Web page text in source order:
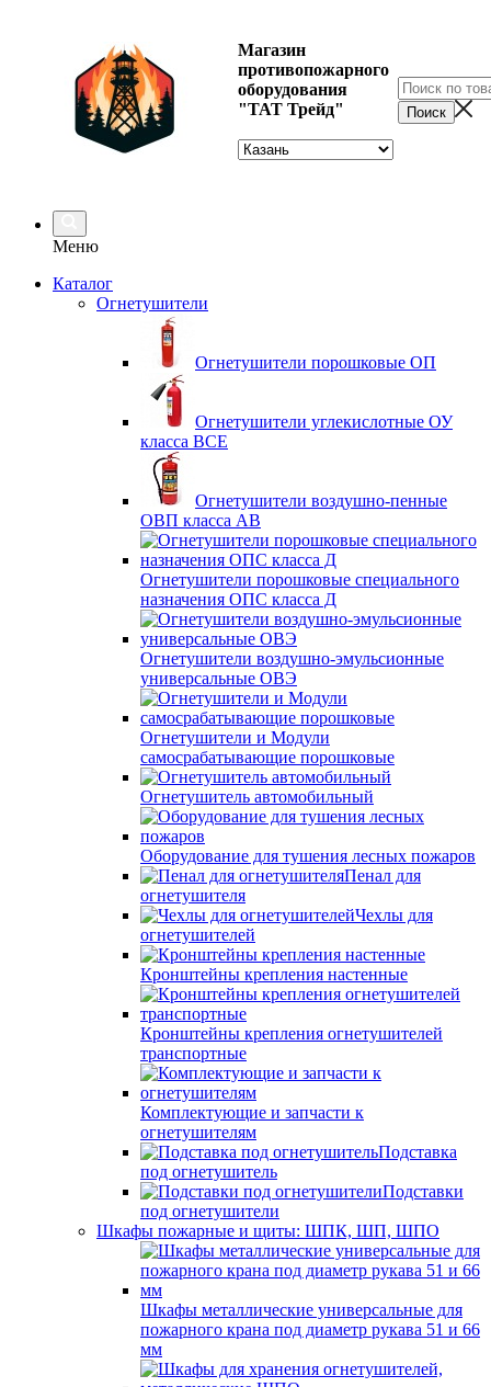
Магазин
противопожарного
оборудования
"ТАТ Трейд"
Меню
Каталог
Огнетушители
Огнетушители порошковые ОП
Огнетушители углекислотные ОУ
класса ВСЕ
Огнетушители воздушно-пенные
ОВП класса АВ
Огнетушители порошковые специального
назначения ОПС класса Д
Огнетушители воздушно-эмульсионные
универсальные ОВЭ
Огнетушители и Модули
самосрабатывающие порошковые
Огнетушитель автомобильный
Оборудование для тушения лесных пожаров
Пенал для
огнетушителя
Чехлы для
огнетушителей
Кронштейны крепления настенные
Кронштейны крепления огнетушителей
транспортные
Комплектующие и запчасти к
огнетушителям
Подставка
под огнетушитель
Подставки
под огнетушители
Шкафы пожарные и щиты: ШПК, ШП, ШПО
Шкафы металлические универсальные для
пожарного крана под диаметр рукава 51 и 66
мм